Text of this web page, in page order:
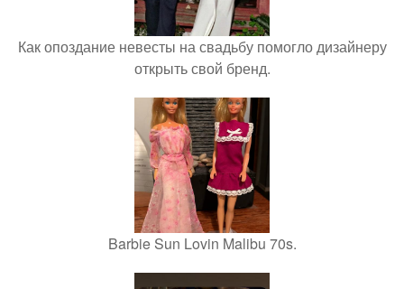
Как опоздание невесты на свадьбу помогло дизайнеру
открыть свой бренд.
Barbie Sun Lovin Malibu 70s.